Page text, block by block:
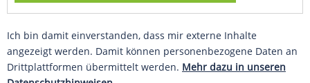
Ich bin damit einverstanden, dass mir externe Inhalte
angezeigt werden. Damit können personenbezogene Daten an
Drittplattformen übermittelt werden. Mehr dazu in unseren